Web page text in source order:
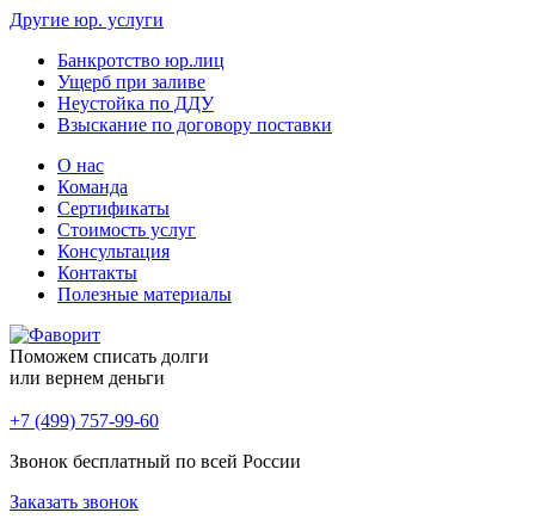
Другие юр. услуги
Банкротство юр.лиц
Ущерб при заливе
Неустойка по ДДУ
Взыскание по договору поставки
О нас
Команда
Сертификаты
Стоимость услуг
Консультация
Контакты
Полезные материалы
Поможем списать долги
или вернем деньги
+7 (499) 757-99-60
Звонок бесплатный по всей России
Заказать звонок